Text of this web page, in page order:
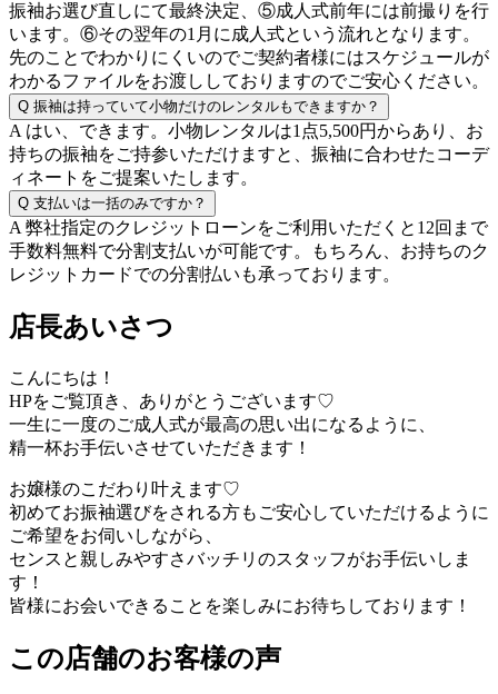
振袖お選び直しにて最終決定、⑤成人式前年には前撮りを行
います。⑥その翌年の1月に成人式という流れとなります。
先のことでわかりにくいのでご契約者様にはスケジュールが
わかるファイルをお渡ししておりますのでご安心ください。
Q 振袖は持っていて小物だけのレンタルもできますか？
A はい、できます。小物レンタルは1点5,500円からあり、お
持ちの振袖をご持参いただけますと、振袖に合わせたコーデ
ィネートをご提案いたします。
Q 支払いは一括のみですか？
A 弊社指定のクレジットローンをご利用いただくと12回まで
手数料無料で分割支払いが可能です。もちろん、お持ちのク
レジットカードでの分割払いも承っております。
店長あいさつ
こんにちは！
HPをご覧頂き、ありがとうございます♡
一生に一度のご成人式が最高の思い出になるように、
精一杯お手伝いさせていただきます！
お嬢様のこだわり叶えます♡
初めてお振袖選びをされる方もご安心していただけるように
ご希望をお伺いしながら、
センスと親しみやすさバッチリのスタッフがお手伝いしま
す！
皆様にお会いできることを楽しみにお待ちしております！
この店舗のお客様の声